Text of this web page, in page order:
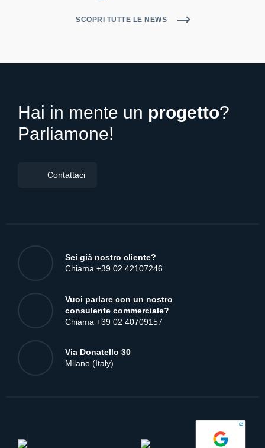
SCOPRI TUTTE LE NEWS
Hai in mente un progetto?
Parliamone!
Contattaci
Sei già nostro cliente?
Chiama +39 02 42107246
Vuoi parlare con un nostro
consulente commerciale?
Chiama +39 02 40709157
Via Donatello 30
Milano (Italy)